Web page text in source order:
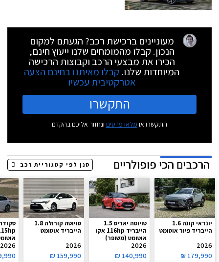
מעוניינים ברכישת רכב? הגעתם למקום
הנכון. קבלו מהמומחים שלנו ייעוץ חינם,
הכירו את מבצעי הרכב וקבוצות הרכישה
המיוחדות שלנו. קבלו מאיתנו בחינם הצעה
אטרקטיבית עכשיו
התקשרו
התקשרו או מלאו פרטים ונחזור אליכם בהקדם
הרכבים הכי פופולריים
יונדאי קונה 1.6
הייבריד פיור אוטומט
2026
179,990
₪
טויוטה יאריס 1.5
הייבריד 116hp אקו
אוטומט (משופר)
2026
140,990
₪
טויוטה קורולה 1.8
הייבריד אוטומט
2026
159,990
₪
2026